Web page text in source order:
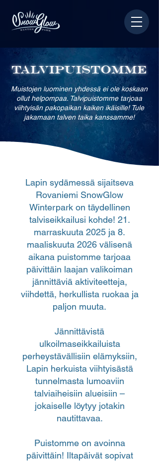
Talvipuistomme
Muistojen luominen yhdessä ei ole koskaan
ollut helpompaa. Talvipuistomme tarjoaa
viihtyisän pakopaikan kaiken ikäisille! Tule
jakamaan talven taika kanssamme!
Lapin sydämessä sijaitseva
Rovaniemi SnowGlow
Winterpark on täydellinen
talviseikkailusi kohde! 21.
marraskuuta 2025 ja 8.
maaliskuuta 2026 välisenä
aikana puistomme tarjoaa
päivittäin laajan valikoiman
jännittäviä aktiviteetteja,
viihdettä, herkullista ruokaa ja
paljon muuta.
Jännittävistä
ulkoilmaseikkailuista
perheystävällisiin elämyksiin,
Lapin herkuista viihtyisästä
tunnelmasta lumoaviin
talviaiheisiin alueisiin –
jokaiselle löytyy jotakin
nautittavaa.
​Puistomme on avoinna
päivittäin! Iltapäivät sopivat